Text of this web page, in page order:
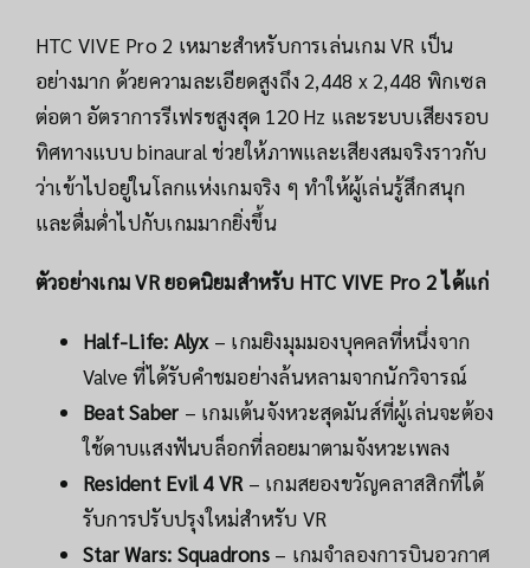
HTC VIVE Pro 2 เหมาะสำหรับการเล่นเกม VR เป็น
อย่างมาก ด้วยความละเอียดสูงถึง 2,448 x 2,448 พิกเซล
ต่อตา อัตราการรีเฟรชสูงสุด 120 Hz และระบบเสียงรอบ
ทิศทางแบบ binaural ช่วยให้ภาพและเสียงสมจริงราวกับ
ว่าเข้าไปอยู่ในโลกแห่งเกมจริง ๆ ทำให้ผู้เล่นรู้สึกสนุก
และดื่มด่ำไปกับเกมมากยิ่งขึ้น
ตัวอย่างเกม VR ยอดนิยมสำหรับ HTC VIVE Pro 2 ได้แก่
Half-Life: Alyx – เกมยิงมุมมองบุคคลที่หนึ่งจาก
Valve ที่ได้รับคำชมอย่างล้นหลามจากนักวิจารณ์
Beat Saber – เกมเต้นจังหวะสุดมันส์ที่ผู้เล่นจะต้อง
ใช้ดาบแสงฟันบล็อกที่ลอยมาตามจังหวะเพลง
Resident Evil 4 VR – เกมสยองขวัญคลาสสิกที่ได้
รับการปรับปรุงใหม่สำหรับ VR
Star Wars: Squadrons– เกมจำลองการบินอวกาศ